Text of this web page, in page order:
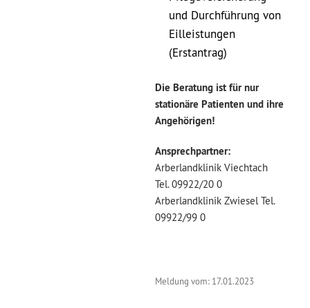
und Durchführung von
Eilleistungen
(Erstantrag)
Die Beratung ist für nur
stationäre Patienten und ihre
Angehörigen!
Ansprechpartner:
Arberlandklinik Viechtach
Tel. 09922/20 0
Arberlandklinik Zwiesel Tel.
09922/99 0
Meldung vom: 17.01.2023